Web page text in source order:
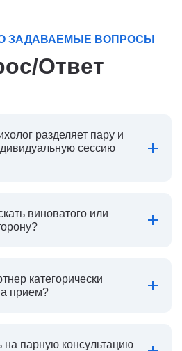
ЗАДАВАЕМЫЕ ВОПРОСЫ
Ответ
разделяет пару и
сессию
виноватого или
категорически
прием?
парную консультацию